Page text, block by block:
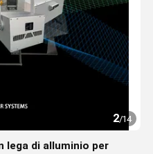
2/14
lega di alluminio per